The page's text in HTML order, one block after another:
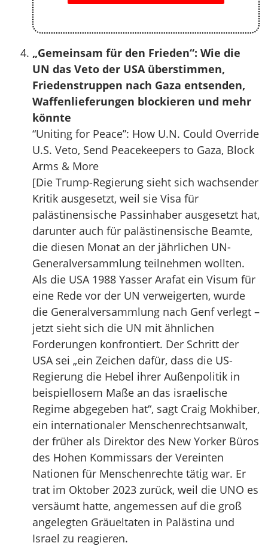
„Gemeinsam für den Frieden“: Wie die
UN das Veto der USA überstimmen,
Friedenstruppen nach Gaza entsenden,
Waffenlieferungen blockieren und mehr
könnte
“Uniting for Peace”: How U.N. Could Override
U.S. Veto, Send Peacekeepers to Gaza, Block
Arms & More
[Die Trump-Regierung sieht sich wachsender
Kritik ausgesetzt, weil sie Visa für
palästinensische Passinhaber ausgesetzt hat,
darunter auch für palästinensische Beamte,
die diesen Monat an der jährlichen UN-
Generalversammlung teilnehmen wollten.
Als die USA 1988 Yasser Arafat ein Visum für
eine Rede vor der UN verweigerten, wurde
die Generalversammlung nach Genf verlegt –
jetzt sieht sich die UN mit ähnlichen
Forderungen konfrontiert. Der Schritt der
USA sei „ein Zeichen dafür, dass die US-
Regierung die Hebel ihrer Außenpolitik in
beispiellosem Maße an das israelische
Regime abgegeben hat“, sagt Craig Mokhiber,
ein internationaler Menschenrechtsanwalt,
der früher als Direktor des New Yorker Büros
des Hohen Kommissars der Vereinten
Nationen für Menschenrechte tätig war. Er
trat im Oktober 2023 zurück, weil die UNO es
versäumt hatte, angemessen auf die groß
angelegten Gräueltaten in Palästina und
Israel zu reagieren.